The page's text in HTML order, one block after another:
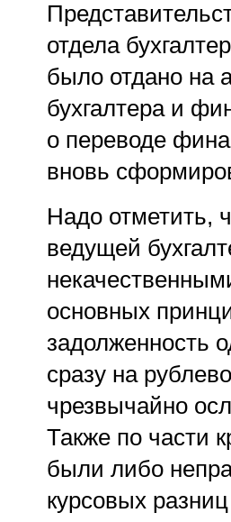
отдела
было отдано на
бухгалтера и
о переводе
вновь
Надо отметить,
ведущей
основных
задолженность
сразу на
чрезвычайно
Также по части
были либо
курсовых